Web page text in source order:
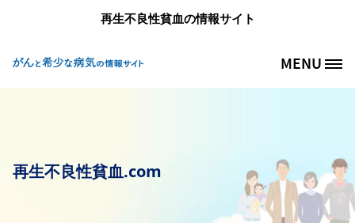
メインコンテンツに移動
再生不良性貧血の情報サイト
Site Logo MENU
再生不良性貧血.com